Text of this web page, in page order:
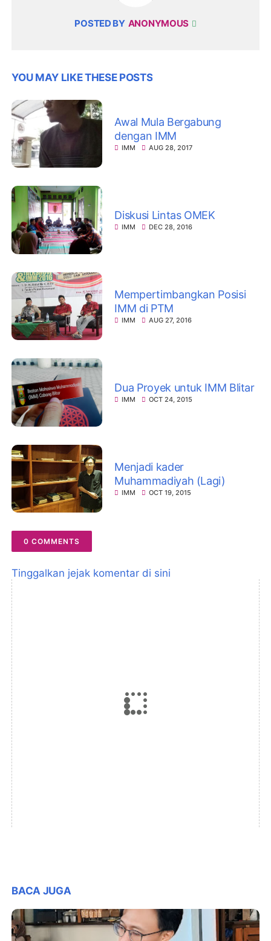
POSTED BY ANONYMOUS
YOU MAY LIKE THESE POSTS
Awal Mula Bergabung
dengan IMM
IMM AUG 28, 2017
Diskusi Lintas OMEK
IMM DEC 28, 2016
Mempertimbangkan Posisi
IMM di PTM
IMM AUG 27, 2016
Dua Proyek untuk IMM Blitar
IMM OCT 24, 2015
Menjadi kader
Muhammadiyah (Lagi)
IMM OCT 19, 2015
0 COMMENTS
Tinggalkan jejak komentar di sini
BACA JUGA